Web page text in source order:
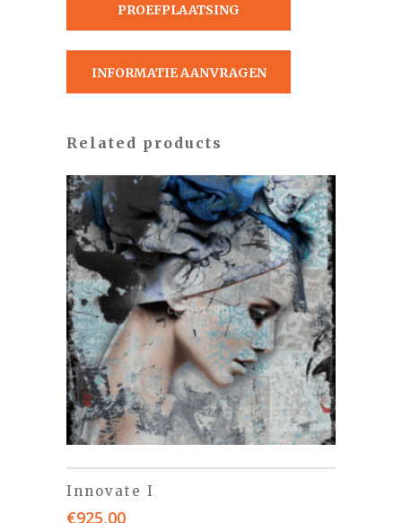
PROEFPLAATSING
INFORMATIE AANVRAGEN
Related products
Innovate I
€925,00